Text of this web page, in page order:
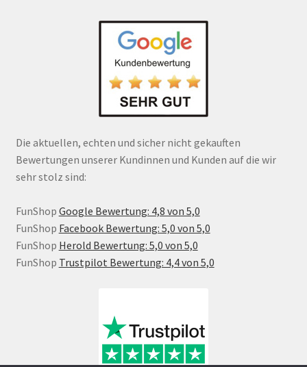
Die aktuellen, echten und sicher nicht gekauften
Bewertungen unserer Kundinnen und Kunden auf die wir
sehr stolz sind:
FunShop Google Bewertung: 4,8 von 5,0
FunShop Facebook Bewertung: 5,0 von 5,0
FunShop Herold Bewertung: 5,0 von 5,0
FunShop Trustpilot Bewertung: 4,4 von 5,0